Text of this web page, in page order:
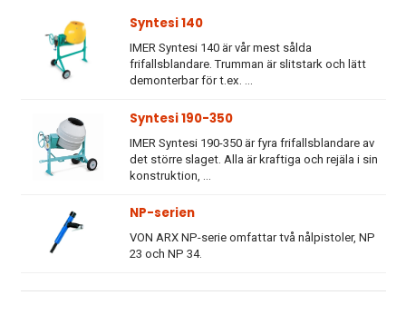
Syntesi 140
IMER Syntesi 140 är vår mest sålda
frifallsblandare. Trumman är slitstark och lätt
demonterbar för t.ex. ...
Syntesi 190-350
IMER Syntesi 190-350 är fyra frifallsblandare av
det större slaget. Alla är kraftiga och rejäla i sin
konstruktion, ...
NP-serien
VON ARX NP-serie omfattar två nålpistoler, NP
23 och NP 34.